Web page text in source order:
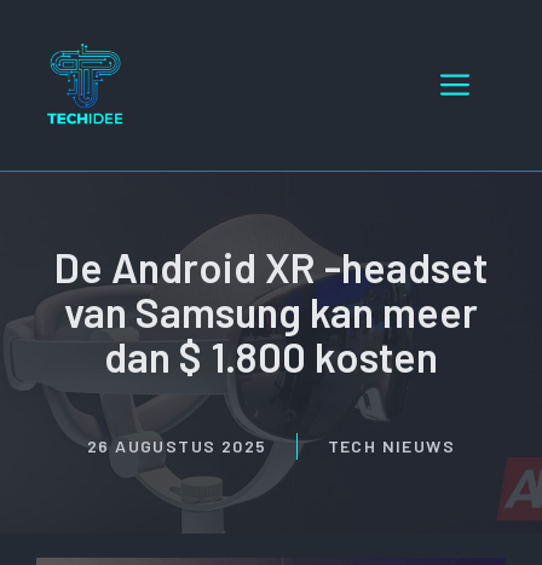
inhoud
Menu
De Android XR -headset
van Samsung kan meer
dan $ 1.800 kosten
26 AUGUSTUS 2025 TECH NIEUWS